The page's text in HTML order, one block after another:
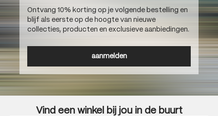
Ontvang 10% korting op je volgende bestelling en
blijf als eerste op de hoogte van nieuwe
collecties, producten en exclusieve aanbiedingen.
aanmelden
Vind een winkel bij jou in de buurt